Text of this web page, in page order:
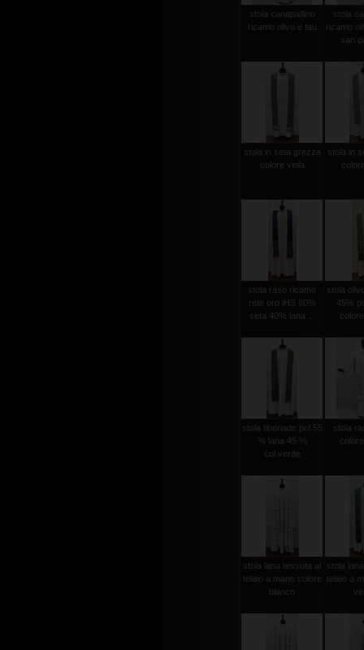
stola canapa/lino
ricamo olivo e tau
stola
ricamo
san
stola in seta grezza
colore viola
stola in
stola raso ricamo
rete oro iHS 60%
seta 40% lana ...
stola
45%
stola tiberiade pol.55
% lana 45 %
col.verde
stola
stola lana tessuta al
telaio a mano colore
bianco
stola
telaio a